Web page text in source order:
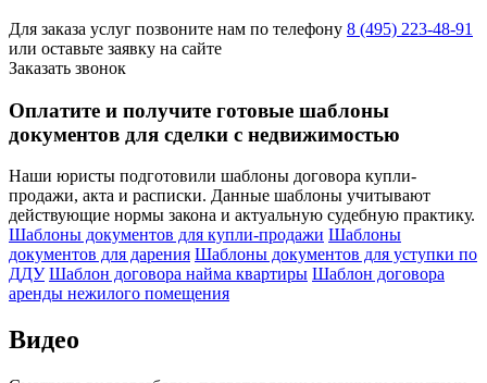
Для заказа услуг позвоните нам по телефону 8 (495) 223-48-91
или оставьте заявку на сайте
Заказать звонок
Оплатите и получите готовые шаблоны
документов для сделки с недвижимостью
Наши юристы подготовили шаблоны договора купли-
продажи, акта и расписки. Данные шаблоны учитывают
действующие нормы закона и актуальную судебную практику.
Шаблоны документов для купли-продажи Шаблоны
документов для дарения Шаблоны документов для уступки по
ДДУ Шаблон договора найма квартиры Шаблон договора
аренды нежилого помещения
Видео